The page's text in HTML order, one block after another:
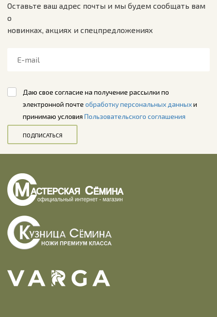
Оставьте ваш адрес почты и мы будем сообщать вам
о
новинках, акциях и спецпредложениях
Даю свое согласие на получение рассылки по
электронной почте обработку персональных данныхи
принимаю условия Пользовательского соглашения
ПОДПИСАТЬСЯ